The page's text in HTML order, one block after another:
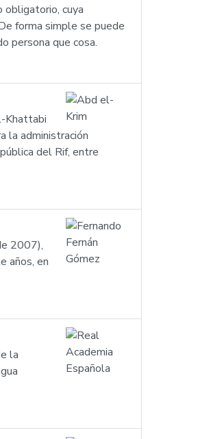
cuya
forma simple se puede
persona que cosa.
Khattabi
del Rif, entre
2007),
años, en
la